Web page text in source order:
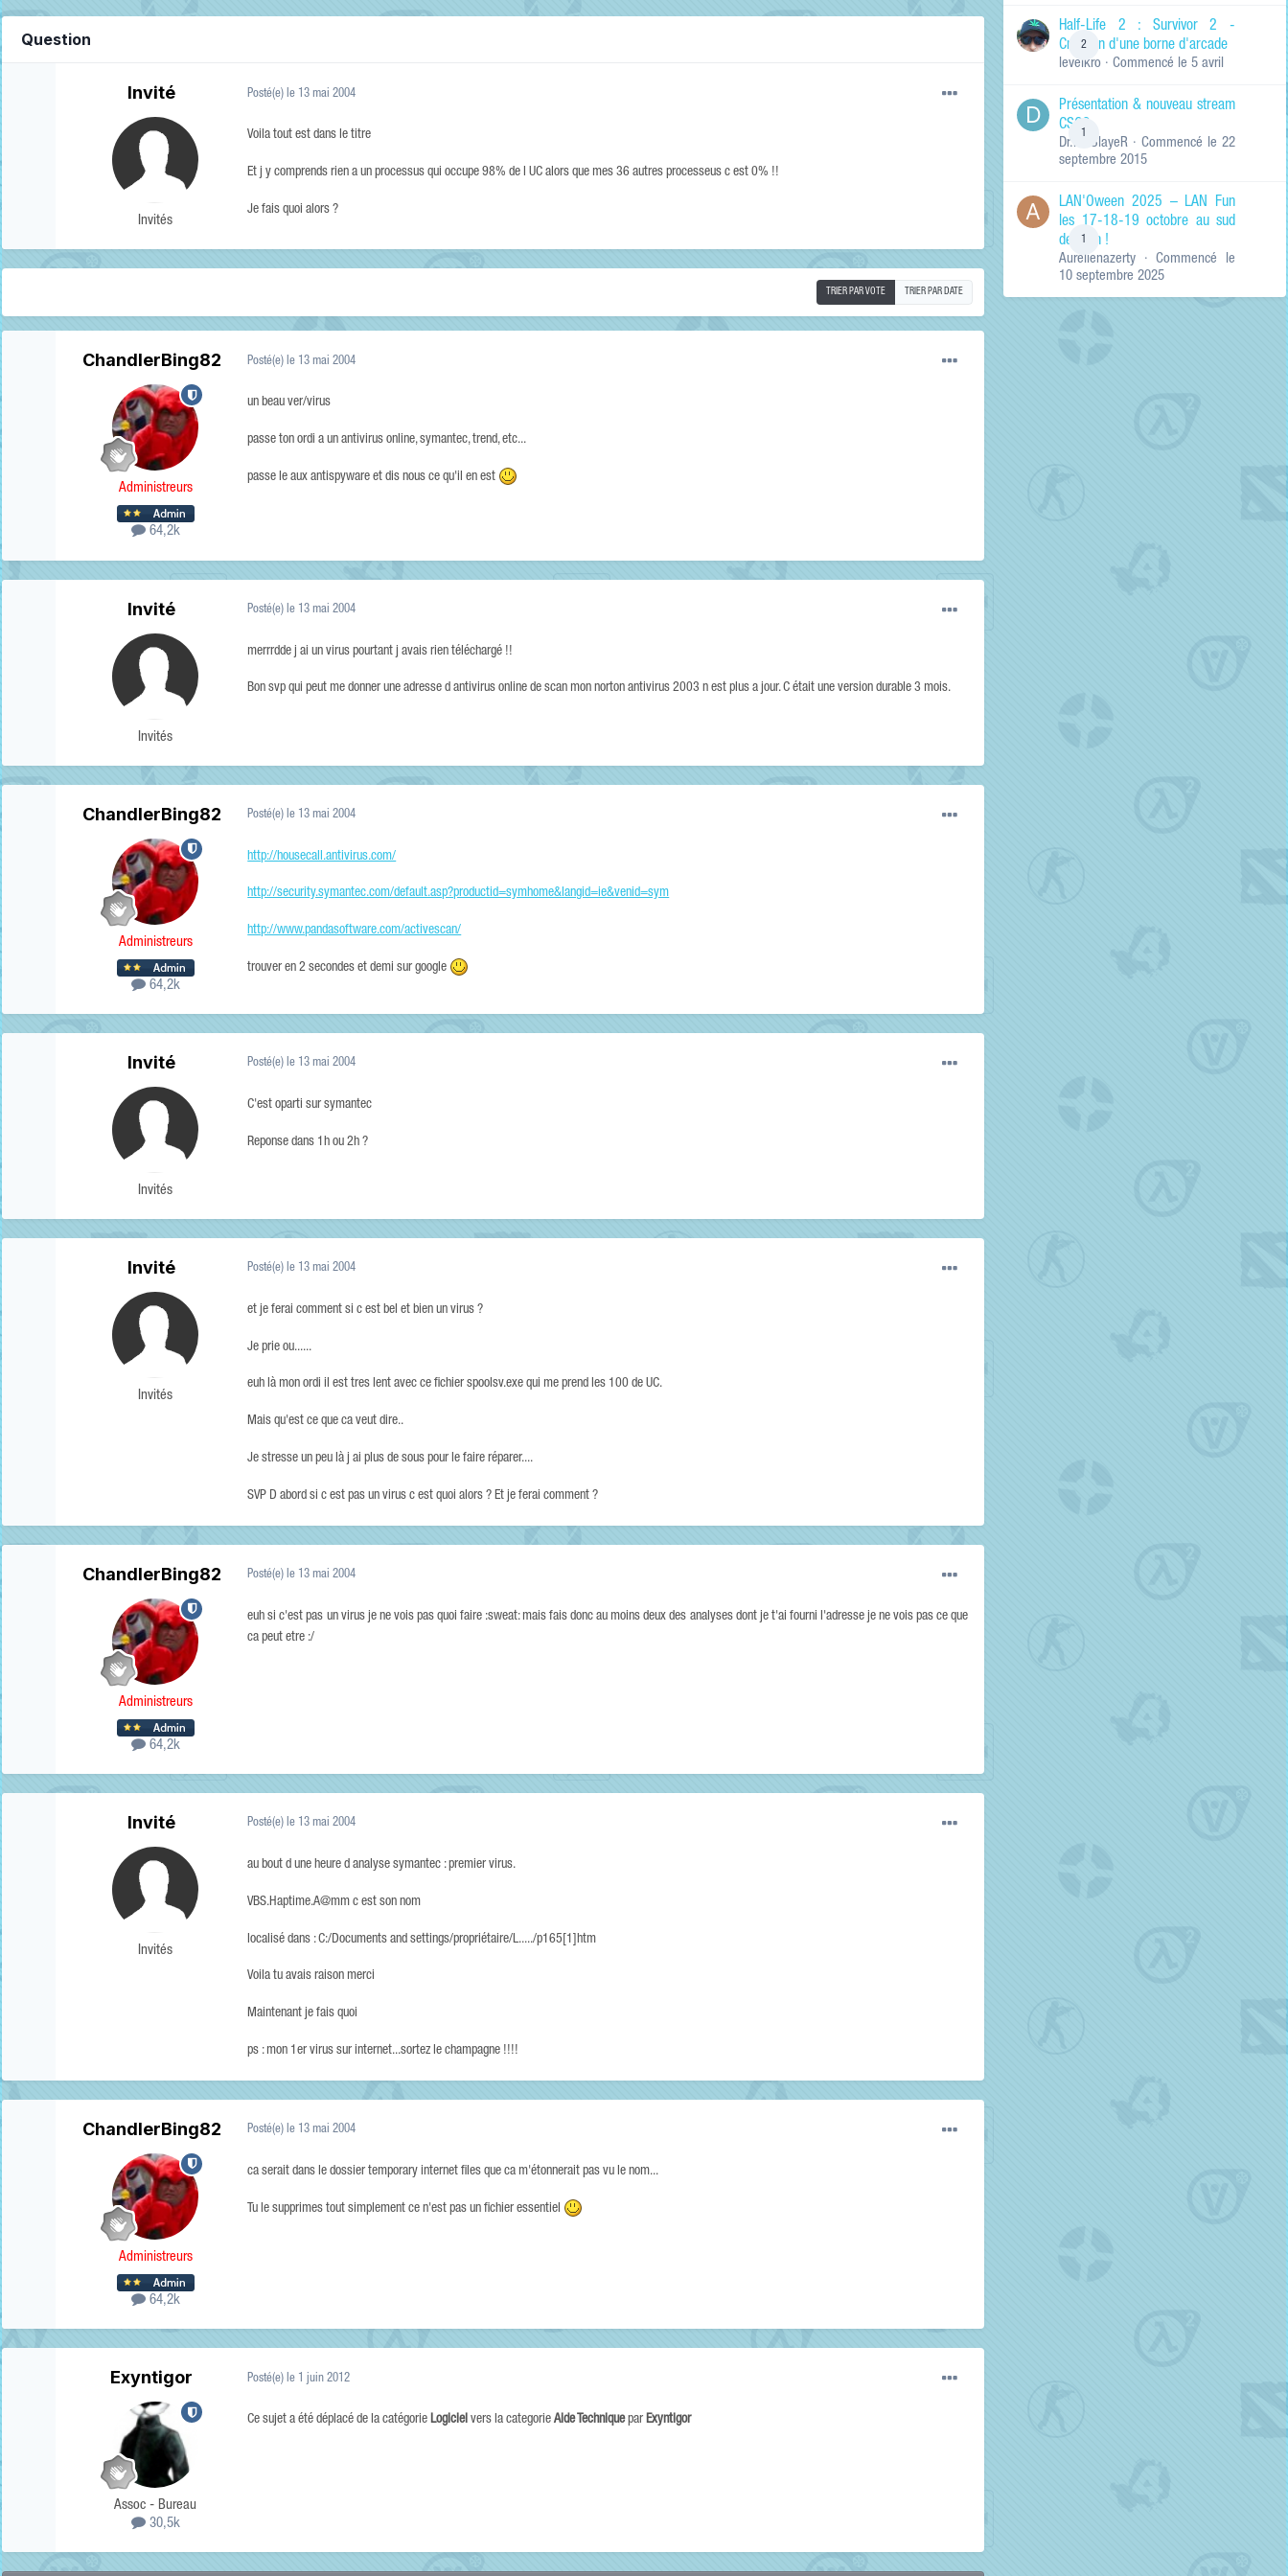
RECHERCHER LES
Titres et corps
Titres des
uniquement
Question
Invité
Invités
Posté(e)le 13 mai 2004
Voila tout est dans le titre
Et j y comprends rien a un processus qui occupe 98% de l UC alors que mes 36 autres processeus c est 0% !!
Je fais quoi alors ?
TRIER PAR VOTE TRIER PAR DATE
ChandlerBing82
Administreurs
64,2k
Posté(e)le 13 mai 2004
un beau ver/virus
passe ton ordi a un antivirus online, symantec, trend, etc...
passe le aux antispyware et dis nous ce qu'il en est
Invité
Invités
Posté(e)le 13 mai 2004
merrrdde j ai un virus pourtant j avais rien téléchargé !!
Bon svp qui peut me donner une adresse d antivirus online de scan mon norton antivirus 2003 n est plus a jour. C était une version durable 3 mois.
ChandlerBing82
Administreurs
64,2k
Posté(e)le 13 mai 2004
http://housecall.antivirus.com/
http://security.symantec.com/default.asp?productid=symhome&langid=ie&venid=sym
http://www.pandasoftware.com/activescan/
trouver en 2 secondes et demi sur google
Invité
Invités
Posté(e)le 13 mai 2004
C'est oparti sur symantec
Reponse dans 1h ou 2h ?
Invité
Invités
Posté(e)le 13 mai 2004
et je ferai comment si c est bel et bien un virus ?
Je prie ou......
euh là mon ordi il est tres lent avec ce fichier spoolsv.exe qui me prend les 100 de UC.
Mais qu'est ce que ca veut dire..
Je stresse un peu là j ai plus de sous pour le faire réparer....
SVP D abord si c est pas un virus c est quoi alors ? Et je ferai comment ?
ChandlerBing82
Administreurs
64,2k
Posté(e)le 13 mai 2004
euh si c'est pas un virus je ne vois pas quoi faire :sweat: mais fais donc au moins deux des analyses dont je t'ai fourni l'adresse je ne vois pas ce que
ca peut etre :/
Invité
Invités
Posté(e)le 13 mai 2004
au bout d une heure d analyse symantec : premier virus.
VBS.Haptime.A@mm c est son nom
localisé dans : C:/Documents and settings/propriétaire/L...../p165[1]htm
Voila tu avais raison merci
Maintenant je fais quoi
ps : mon 1er virus sur internet...sortez le champagne !!!!
ChandlerBing82
Administreurs
64,2k
Posté(e)le 13 mai 2004
ca serait dans le dossier temporary internet files que ca m'étonnerait pas vu le nom...
Tu le supprimes tout simplement ce n'est pas un fichier essentiel
Exyntigor
Assoc - Bureau
30,5k
Posté(e)le 1 juin 2012
Ce sujet a été déplacé de la catégorieLogiciel vers la categorieAide TechniqueparExyntigor
2
Half-Life 2 : Survivor 2 -
Création d'une borne d'arcade
levelkro · Commencé le 5 avril
1
Présentation & nouveau stream
CSGO
Dr.KinSlayeR · Commencé le 22
septembre 2015
1
LAN'Oween 2025 – LAN Fun
les 17-18-19 octobre au sud
de Lyon !
Aurelienazerty · Commencé le
10 septembre 2025